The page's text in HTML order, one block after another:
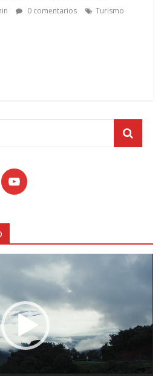
0 comentarios
Turismo